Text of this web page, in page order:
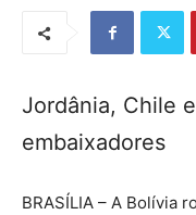
Jordânia, Chile
embaixadores
BRASÍLIA – A Bolívia